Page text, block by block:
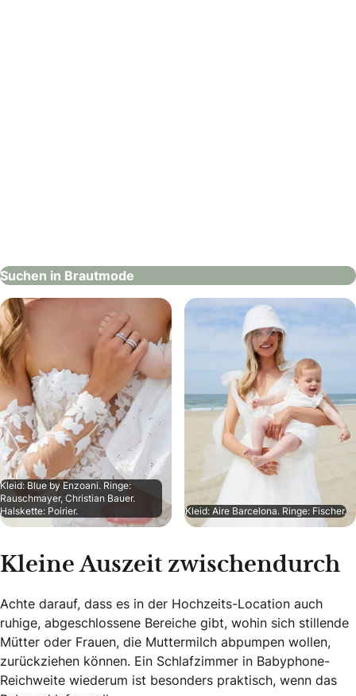
Suchen in Brautmode
Kleid: Blue by Enzoani. Ringe:
Rauschmayer, Christian Bauer.
Halskette: Poirier.
Kleid: Aire Barcelona. Ringe: Fischer.
Kleine Auszeit zwischendurch
Achte darauf, dass es in der Hochzeits-Location auch
ruhige, abgeschlossene Bereiche gibt, wohin sich stillende
Mütter oder Frauen, die Muttermilch abpumpen wollen,
zurückziehen können. Ein Schlafzimmer in Babyphone-
Reichweite wiederum ist besonders praktisch, wenn das